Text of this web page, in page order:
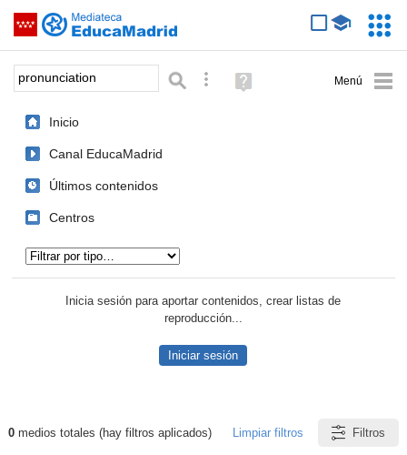
Saltar navegación
Palabra o frase: Búsqueda avanzada
Ayuda
(en
Inicio
Canal EducaMadrid
Últimos contenidos
Centros
Inicia sesión para aportar contenidos, crear listas de
reproducción...
Iniciar sesión
Resultados de: pronunciation
0medios totales (hay filtros aplicados) Limpiar filtros Filtros